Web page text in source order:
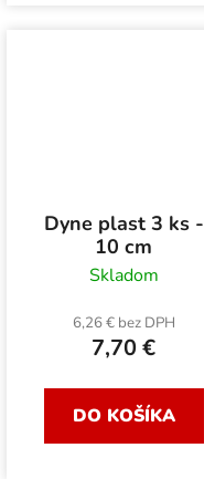
Dyne plast 3 ks -
10 cm
Skladom
6,26 € bez DPH
7,70 €
DO KOŠÍKA